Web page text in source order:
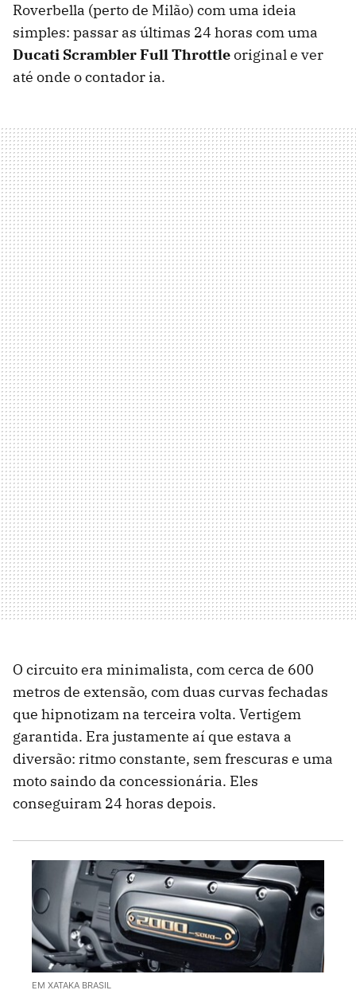
Roverbella (perto de Milão) com uma ideia
simples: passar as últimas 24 horas com uma
Ducati Scrambler Full Throttleoriginal e ver
até onde o contador ia.
O circuito era minimalista, com cerca de 600
metros de extensão, com duas curvas fechadas
que hipnotizam na terceira volta. Vertigem
garantida. Era justamente aí que estava a
diversão: ritmo constante, sem frescuras e uma
moto saindo da concessionária. Eles
conseguiram 24 horas depois.
EM XATAKA BRASIL